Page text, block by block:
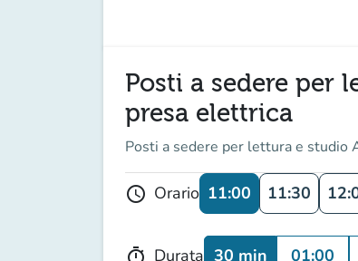
Posti a sedere per
presa elettrica
Posti a sedere per lettura e studio
schedule Orario 11:00 11:30
timer Durata 30 min 01:00